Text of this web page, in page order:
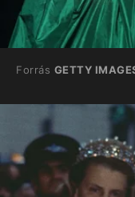
Forrás GETTY